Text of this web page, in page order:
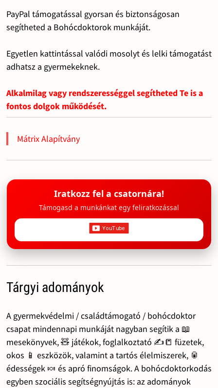
PayPal támogatással gyorsan és biztonságosan
segítheted a Bohócdoktorok munkáját.
Egyetlen kattintással valódi mosolyt és lelki támogatást
adhatsz a gyermekeknek.
Alkalmilag vagy rendszerességgel segítheted Te is a
fontos dolgok működését.
Mátrix Alapítvány
Iratkozz fel a csatornára!
Támogasd a munkánkat egy feliratkozással
Tárgyi adományok
A gyermekvédelmi / családtámogató / bohócdoktor
csapat mindennapi munkáját nagyban segítik a 📖
mesekönyvek, 🧸 játékok, foglalkoztató ✍️📒 füzetek,
okos 📱 eszközök, valamint a tartós élelmiszerek, 🥫
édességek 🍬 és apró finomságok. A bohócdoktorkodás
egyben szociális segítségnyújtás is: az adományok